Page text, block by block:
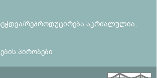
რეპროდუცირება აკრძალულია,
პირობები